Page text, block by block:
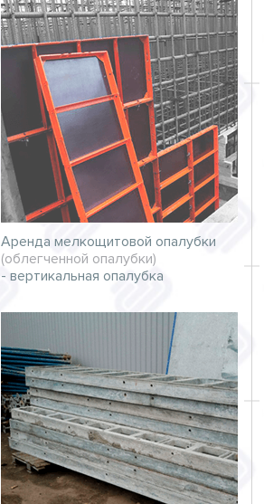
Аренда мелкощитовой опалубки
(облегченной опалубки)
- вертикальная опалубка